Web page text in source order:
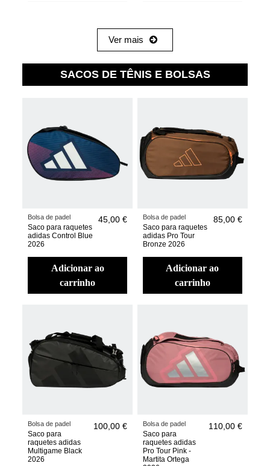
Ver mais
SACOS DE TÊNIS E BOLSAS
Bolsa de padel
Saco para raquetes
adidas Control Blue
2026
45,00 €
adicionar ao
carrinho
Bolsa de padel
Saco para raquetes
adidas Pro Tour
Bronze 2026
85,00 €
adicionar ao
carrinho
Bolsa de padel
Saco para
raquetes adidas
Multigame Black
2026
100,00 € Bolsa de padel
Saco para
raquetes adidas
Pro Tour Pink -
Martita Ortega
110,00 €